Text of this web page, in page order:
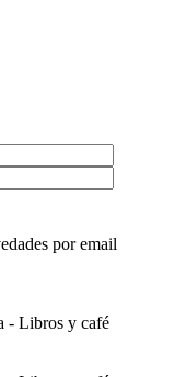
por email